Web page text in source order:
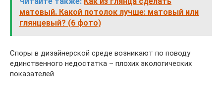
матовый. Какой потолок лучше: матовый или
глянцевый? (6 фото)
Споры в дизайнерской среде возникают по поводу
единственного недостатка – плохих экологических
показателей.